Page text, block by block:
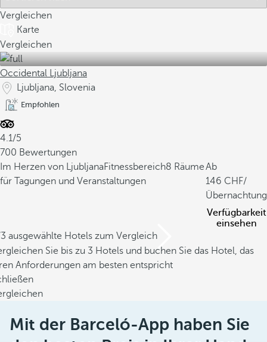
Vergleichen
Karte
Vergleichen
Occidental Ljubljana
Ljubljana, Slovenia
Empfohlen
4.1/5
700 Bewertungen
Im Herzen von LjubljanaFitnessbereich8 Räume
für Tagungen und Veranstaltungen
Ab
146
/
Übernachtung
Verfügbarkeit
einsehen
ausgewählte Hotels zum Vergleich
Sie bis zu 3 Hotels und buchen Sie das Hotel, das
Anforderungen am besten entspricht
Mit der Barceló-App haben Sie